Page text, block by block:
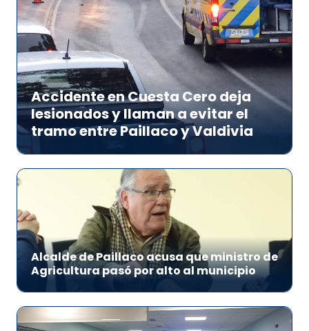
Accidente en Cuesta Cero deja
lesionados y llaman a evitar el
tramo entre Paillaco y Valdivia
Alcalde de Paillaco acusa que ministro de
Agricultura pasó por alto al municipio